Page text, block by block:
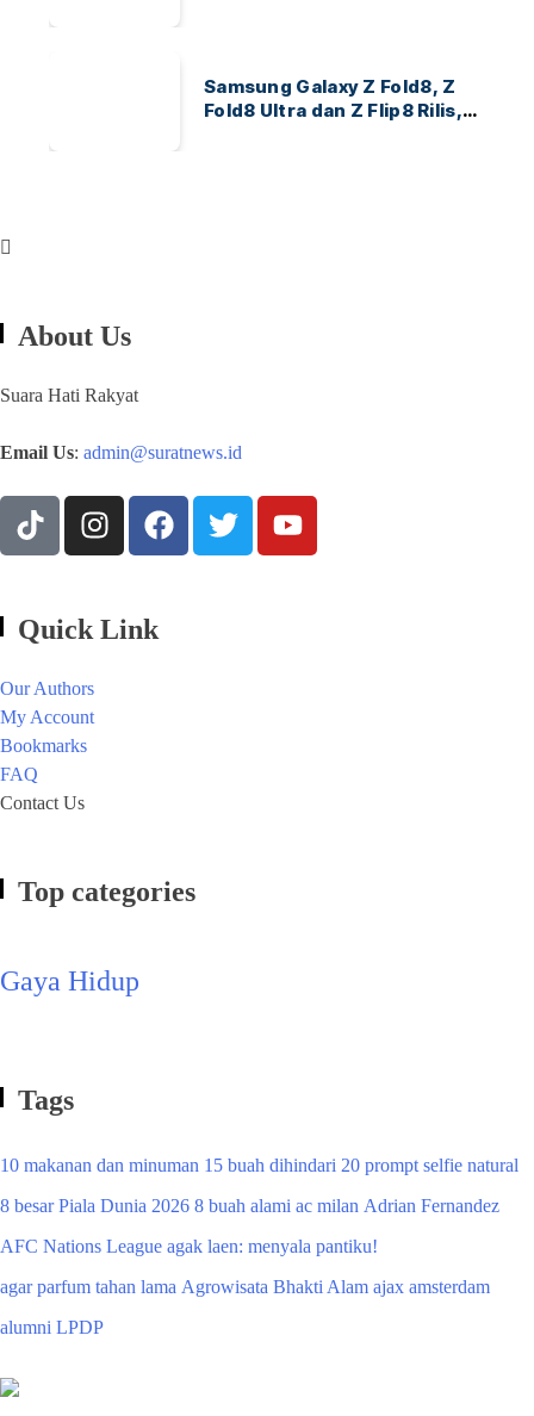
Samsung Galaxy Z Fold8, Z
Fold8 Ultra dan Z Flip8 Rilis,
About Us
Suara Hati Rakyat
Email Us: admin@suratnews.id
Quick Link
Our Authors
My Account
Bookmarks
FAQ
Contact Us
Top categories
Gaya Hidup
Tags
10 makanan dan minuman 15 buah dihindari 20 prompt selfie natural
8 besar Piala Dunia 2026 8 buah alami ac milan Adrian Fernandez
AFC Nations League agak laen: menyala pantiku!
agar parfum tahan lama Agrowisata Bhakti Alam ajax amsterdam
alumni LPDP